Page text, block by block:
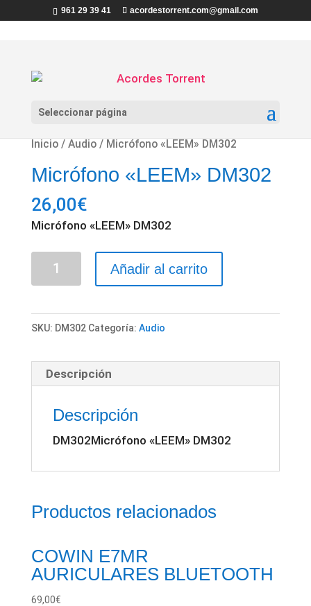
961 29 39 41 acordestorrent.com@gmail.com
Seleccionar página
Inicio/ Audio/ Micrófono «LEEM» DM302
Micrófono «LEEM» DM302
26,00€
Micrófono «LEEM» DM302
Micrófono
cantidad
Añadir al carrito
SKU: DM302 Categoría: Audio
Descripción
Descripción
DM302Micrófono «LEEM» DM302
Productos relacionados
COWIN E7MR
AURICULARES BLUETOOTH
69,00€